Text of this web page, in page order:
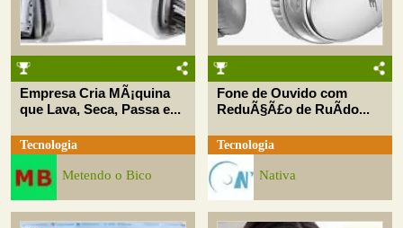
Empresa Cria MÃ¡quina
que Lava, Seca, Passa e...
Tecnologia
Metendo o Bico
Fone de Ouvido com
ReduÃ§Ã£o de RuÃ­do...
Tecnologia
Nativa